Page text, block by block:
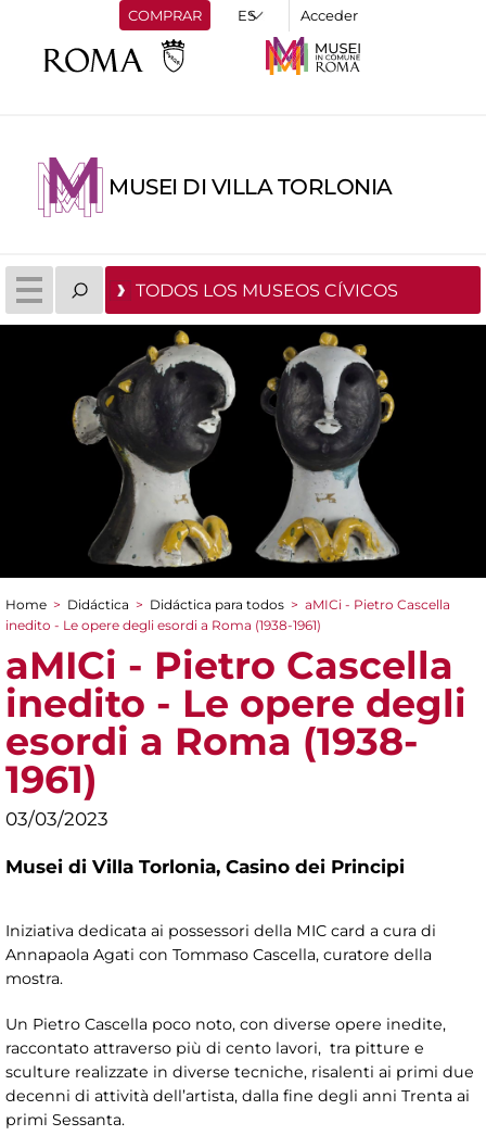
COMPRAR Acceder
MUSEI DI VILLA TORLONIA
TODOS LOS MUSEOS CÍVICOS
You are here
Home > Didáctica > Didáctica para todos > aMICi - Pietro Cascella
inedito - Le opere degli esordi a Roma (1938-1961)
aMICi - Pietro Cascella
inedito - Le opere degli
esordi a Roma (1938-
1961)
03/03/2023
Musei di Villa Torlonia, Casino dei Principi
Iniziativa dedicata ai possessori della MIC card a cura di
Annapaola Agati con Tommaso Cascella, curatore della
mostra.
Un Pietro Cascella poco noto, con diverse opere inedite,
raccontato attraverso più di cento lavori, tra pitture e
sculture realizzate in diverse tecniche, risalenti ai primi due
decenni di attività dell’artista, dalla fine degli anni Trenta ai
primi Sessanta.